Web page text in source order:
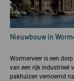
Nieuwbouw in
Wormerveer is een
van een rijk industrieel
pakhuizen vernoemd